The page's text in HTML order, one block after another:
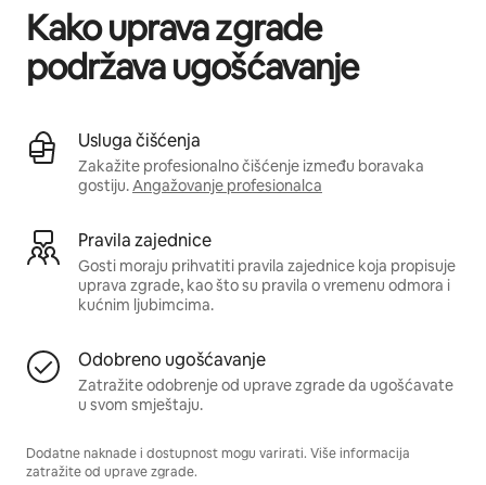
Kako uprava zgrade
podržava ugošćavanje
Usluga čišćenja
Zakažite profesionalno čišćenje između boravaka
gostiju.Angažovanje profesionalca
Pravila zajednice
Gosti moraju prihvatiti pravila zajednice koja propisuje
uprava zgrade, kao što su pravila o vremenu odmora i
kućnim ljubimcima.
Odobreno ugošćavanje
Zatražite odobrenje od uprave zgrade da ugošćavate
u svom smještaju.
Dodatne naknade i dostupnost mogu varirati. Više informacija
zatražite od uprave zgrade.